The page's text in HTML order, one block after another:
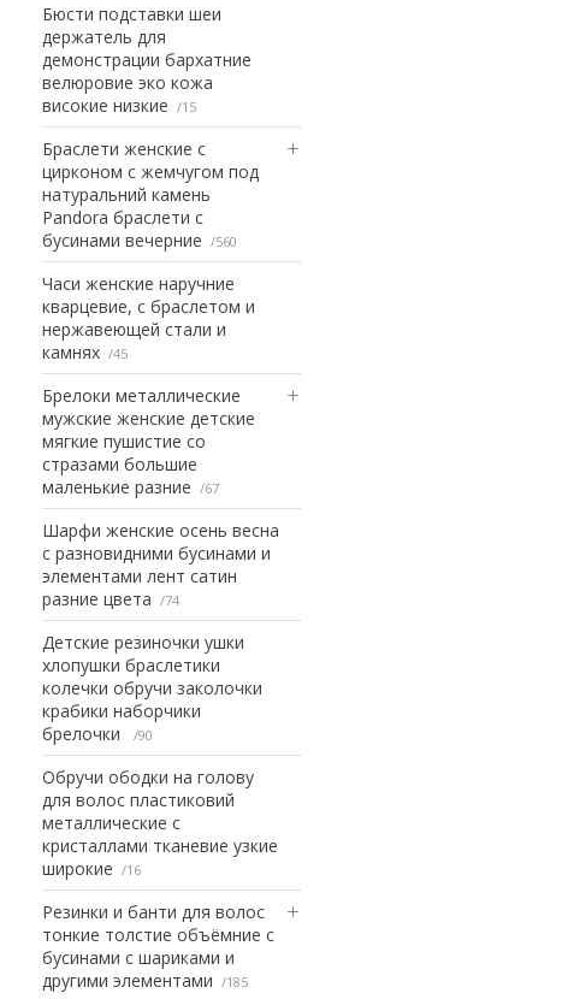
Бюсти подставки шеи
держатель для
демонстрации бархатние
велюровие эко кожа
високие низкие
15
Браслети женские с
цирконом с жемчугом под
натуральний камень
Pandora браслети с
бусинами вечерние
560
Часи женские наручние
кварцевие, с браслетом и
нержавеющей стали и
камнях
45
Брелоки металлические
мужские женские детские
мягкие пушистие со
стразами большие
маленькие разние
67
Шарфи женские осень весна
с разновидними бусинами и
элементами лент сатин
разние цвета
74
Детские резиночки ушки
хлопушки браслетики
колечки обручи заколочки
крабики наборчики
брелочки
90
Обручи ободки на голову
для волос пластиковий
металлические с
кристаллами тканевие узкие
широкие
16
Резинки и банти для волос
тонкие толстие объёмние с
бусинами с шариками и
другими элементами
185